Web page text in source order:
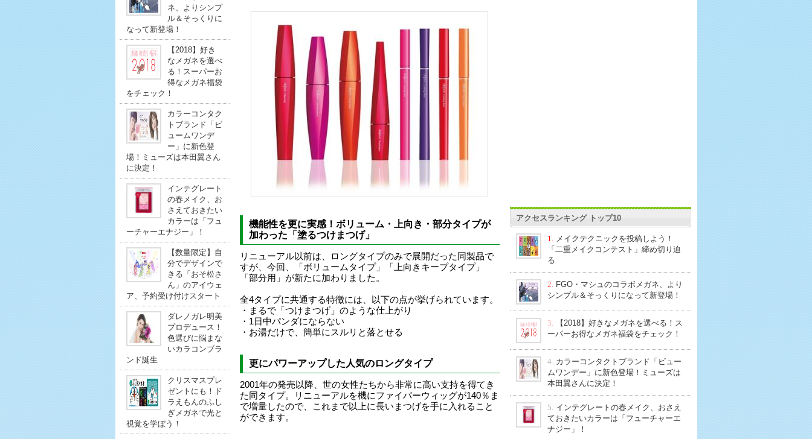
ネ、よりシンプ
ル＆そっくりに
なって新登場！
【2018】好き
なメガネを選べ
る！スーパーお
得なメガネ福袋
をチェック！
カラーコンタク
トブランド「ビ
ュームワンデ
ー」に新色登
場！ミューズは本田翼さん
に決定！
インテグレート
の春メイク、お
さえておきたい
カラーは「フュ
ーチャーエナジー」！
【数量限定】自
分でデザインで
きる「おそ松さ
ん」のアイウェ
ア、予約受け付けスタート
ダレノガレ明美
プロデュース！
色選びに悩まな
いカラコンブラ
ンド誕生
クリスマスプレ
ゼントにも！ド
ラえもんのふし
ぎメガネで光と
視覚を学ぼう！
機能性を更に実感！ボリューム・上向き・部分タイプが
加わった「塗るつけまつげ」
リニューアル以前は、ロングタイプのみで展開だった同製品で
すが、今回、「ボリュームタイプ」「上向きキープタイプ」
「部分用」が新たに加わりました。
全4タイプに共通する特徴には、以下の点が挙げられています。
・まるで「つけまつげ」のような仕上がり
・1日中パンダにならない
・お湯だけで、簡単にスルリと落とせる
更にパワーアップした人気のロングタイプ
2001年の発売以降、世の女性たちから非常に高い支持を得てき
た同タイプ。リニューアルを機にファイバーウィッグが140％ま
で増量したので、これまで以上に長いまつげを手に入れること
ができます。
アクセスランキング トップ10
1.
メイクテクニックを投稿しよう！
「二重メイクコンテスト」締め切り迫
る
2. FGO・マシュのコラボメガネ、より
シンプル＆そっくりになって新登場！
3.
【2018】好きなメガネを選べる！ス
ーパーお得なメガネ福袋をチェック！
4. カラーコンタクトブランド「ビュー
ムワンデー」に新色登場！ミューズは
本田翼さんに決定！
5. インテグレートの春メイク、おさえ
ておきたいカラーは「フューチャーエ
ナジー」！